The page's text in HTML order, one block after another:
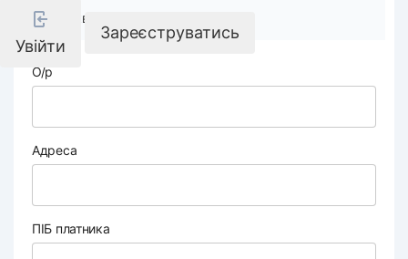
Увійти
Зареєструватись
Реквізити компанії
О/р
Адреса
ПІБ платника